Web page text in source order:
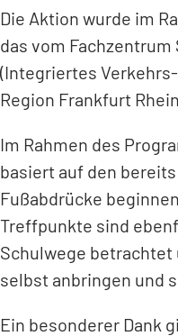
Die Aktion wurde im
das vom
(Integriertes
Region Frankfurt
Im Rahmen des
basiert auf den
Fußabdrücke
Treffpunkte sind
Schulwege betrachtet
selbst anbringen und
Ein besonderer Dank